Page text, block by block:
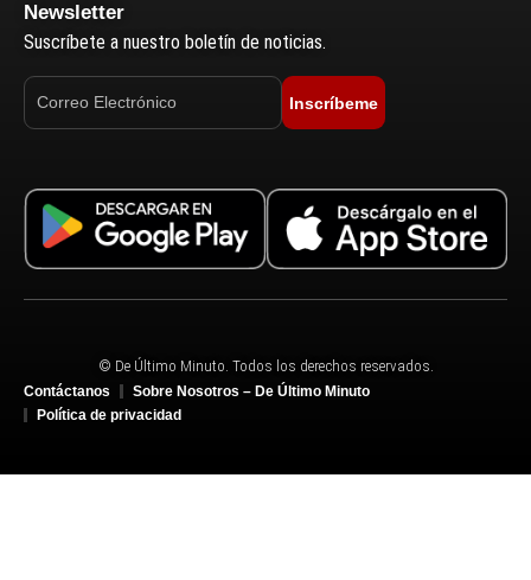
Newsletter
Suscríbete a nuestro boletín de noticias.
Inscríbeme
© De Último Minuto. Todos los derechos reservados.
Contáctanos
Sobre Nosotros – De Último Minuto
Política de privacidad